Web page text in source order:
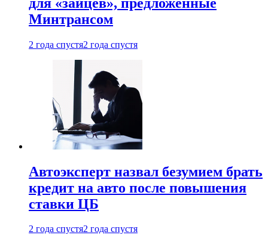
Минтрансом
2 года спустя2 года спустя
Автоэксперт назвал безумием брать
кредит на авто после повышения
ставки ЦБ
2 года спустя2 года спустя